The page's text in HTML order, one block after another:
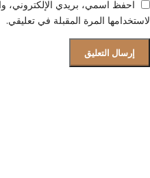
احفظ اسمي، بريدي الإلكتروني،
لاستخدامها المرة المقبلة في تعليقي.